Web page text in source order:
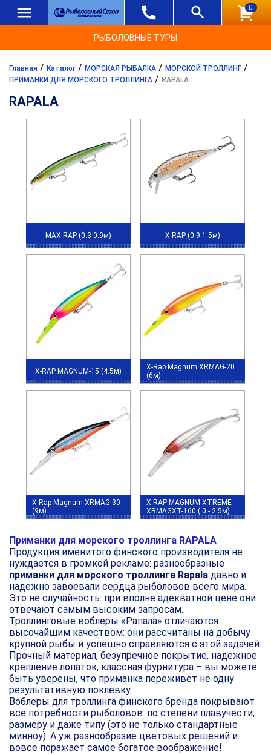
0
РЫБОЛОВНЫЕ ТУРЫ
Главная / Каталог / МОРСКАЯ РЫБАЛКА / МОРСКОЙ ТРОЛЛИНГ /
ПРИМАНКИ ДЛЯ МОРСКОГО ТРОЛЛИНГА / RAPALA
RAPALA
MAX RAP (0.3-0.9м) X-RAP (0.9-1.5м)
X-RAP MAGNUM-15 (4.5м)
X-Rap Magnum XRMAG-20
(6м)
X-Rap Magnum XRMAG-30
(9м)
X-RAP MAGNUM XTREME
XRMAGXT-160 ( 0 - 2.5м)
Приманки для морского троллинга RAPALA
Продукция именитого финского производителя не
нуждается в громкой рекламе: разнообразные
приманки для морского троллинга Rapala давно и
надежно завоевали сердца рыболовов всего мира.
Это не случайность: при вполне адекватной цене они
отвечают самым высоким запросам.
Троллинговые воблеры «Рапала» отличаются
высочайшим качеством: они рассчитаны на добычу
крупной рыбы и успешно справляются с этой задачей.
Прочный материал, безупречное покрытие, надежное
крепление лопаток, классная фурнитура – вы можете
быть уверены, что приманка переживет не одну
результативную поклевку.
Воблеры для троллинга финского бренда покрывают
все потребности рыболовов: по степени плавучести,
размеру и даже типу (это не только стандартные
минноу). А уж разнообразие цветовых решений и
вовсе поражает самое богатое воображение!